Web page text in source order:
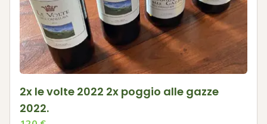
2x le volte 2022 2x poggio alle gazze
2022.